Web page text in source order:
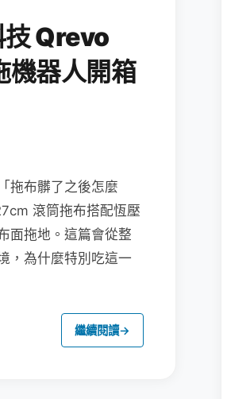
技 Qrevo
機器人開箱
拖布髒了之後怎麼
滾筒拖布搭配恆壓
面拖地。這篇會從整
，為什麼特別吃這一
繼續閱讀→